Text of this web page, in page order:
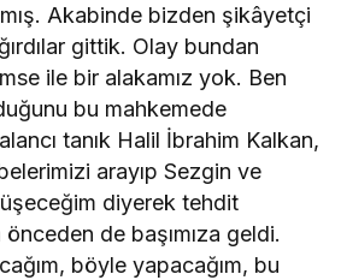
Akabinde bizden şikâyetçi
gittik. Olay bundan
ile bir alakamız yok. Ben
bu mahkemede
tanık Halil İbrahim Kalkan,
arayıp Sezgin ve
diyerek tehdit
de başımıza geldi.
böyle yapacağım, bu